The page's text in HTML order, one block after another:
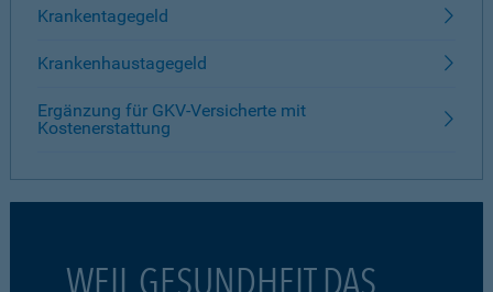
Krankentagegeld
Krankenhaustagegeld
Ergänzung für GKV-Versicherte mit
Kostenerstattung
WEIL GESUNDHEIT DAS